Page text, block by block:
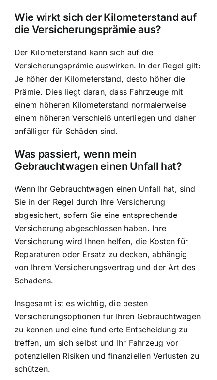
Wie wirkt sich der Kilometerstand auf
die Versicherungsprämie aus?
Der Kilometerstand kann sich auf die
Versicherungsprämie auswirken. In der Regel gilt:
Je höher der Kilometerstand, desto höher die
Prämie. Dies liegt daran, dass Fahrzeuge mit
einem höheren Kilometerstand normalerweise
einem höheren Verschleiß unterliegen und daher
anfälliger für Schäden sind.
Was passiert, wenn mein
Gebrauchtwagen einen Unfall hat?
Wenn Ihr Gebrauchtwagen einen Unfall hat, sind
Sie in der Regel durch Ihre Versicherung
abgesichert, sofern Sie eine entsprechende
Versicherung abgeschlossen haben. Ihre
Versicherung wird Ihnen helfen, die Kosten für
Reparaturen oder Ersatz zu decken, abhängig
von Ihrem Versicherungsvertrag und der Art des
Schadens.
Insgesamt ist es wichtig, die besten
Versicherungsoptionen für Ihren Gebrauchtwagen
zu kennen und eine fundierte Entscheidung zu
treffen, um sich selbst und Ihr Fahrzeug vor
potenziellen Risiken und finanziellen Verlusten zu
schützen.